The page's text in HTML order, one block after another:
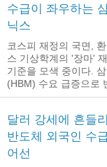
수급이 좌우하는
닉스
코스피 재정의 국면,
스 기상학계의 '장마'
기준을 모색 중이다.
(HBM) 수요 급증으로
달러 강세에 흔들
반도체 외국인 수
어선